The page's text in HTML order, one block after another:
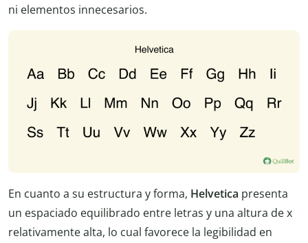
ni elementos innecesarios.
En cuanto a su estructura y forma, Helvetica presenta
un espaciado equilibrado entre letras y una altura de x
relativamente alta, lo cual favorece la legibilidad en